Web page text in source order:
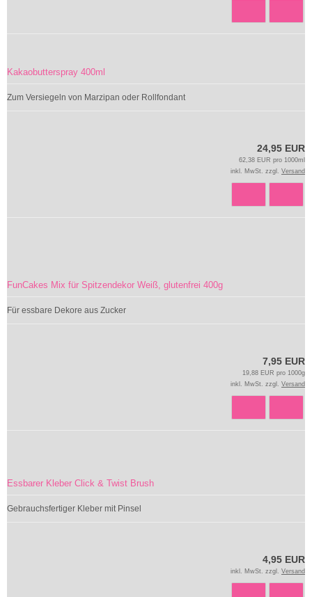
Kakaobutterspray 400ml
Zum Versiegeln von Marzipan oder Rollfondant
24,95 EUR
62,38 EUR pro 1000ml
inkl. MwSt. zzgl. Versand
FunCakes Mix für Spitzendekor Weiß, glutenfrei 400g
Für essbare Dekore aus Zucker
7,95 EUR
19,88 EUR pro 1000g
inkl. MwSt. zzgl. Versand
Essbarer Kleber Click & Twist Brush
Gebrauchsfertiger Kleber mit Pinsel
4,95 EUR
inkl. MwSt. zzgl. Versand